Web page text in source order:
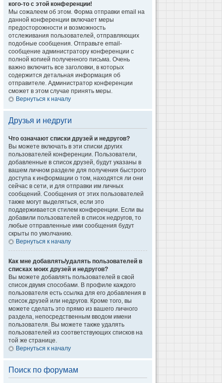
кого-то с этой конференции!
Мы сожалеем об этом. Форма отправки email на
данной конференции включает меры
предосторожности и возможность
отслеживания пользователей, отправляющих
подобные сообщения. Отправьте email-
сообщение администратору конференции с
полной копией полученного письма. Очень
важно включить все заголовки, в которых
содержится детальная информация об
отправителе. Администратор конференции
сможет в этом случае принять меры.
Вернуться к началу
Друзья и недруги
Что означают списки друзей и недругов?
Вы можете включать в эти списки других
пользователей конференции. Пользователи,
добавленные в список друзей, будут указаны в
вашем личном разделе для получения быстрого
доступа к информации о том, находятся ли они
сейчас в сети, и для отправки им личных
сообщений. Сообщения от этих пользователей
также могут выделяться, если это
поддерживается стилем конференции. Если вы
добавили пользователей в список недругов, то
любые отправленные ими сообщения будут
скрыты по умолчанию.
Вернуться к началу
Как мне добавлять/удалять пользователей в
списках моих друзей и недругов?
Вы можете добавлять пользователей в свой
список двумя способами. В профиле каждого
пользователя есть ссылка для его добавления в
список друзей или недругов. Кроме того, вы
можете сделать это прямо из вашего личного
раздела, непосредственным вводом имени
пользователя. Вы можете также удалять
пользователей из соответствующих списков на
той же странице.
Вернуться к началу
Поиск по форумам